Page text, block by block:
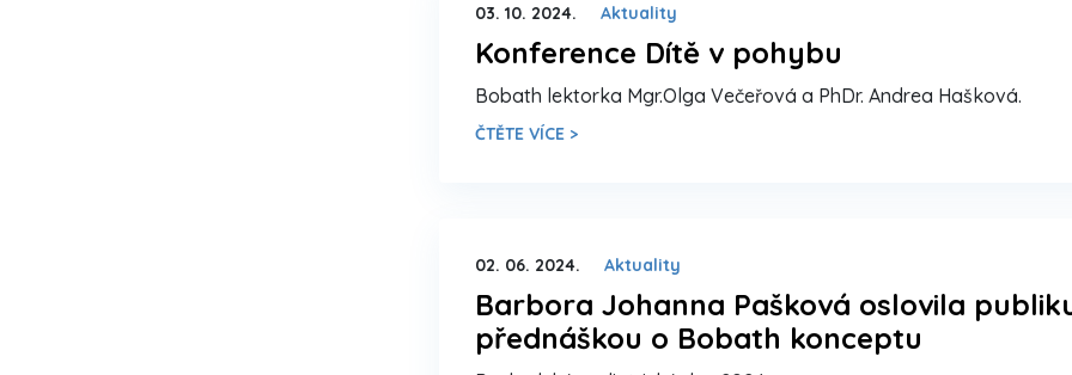
03. 10. 2024. Aktuality
Konference Dítě v pohybu
Bobath lektorka Mgr.Olga Večeřová a PhDr. Andrea Hašková.
ČTĚTE VÍCE >
02. 06. 2024. Aktuality
Barbora Johanna Pašková oslovila
přednáškou o Bobath konceptu